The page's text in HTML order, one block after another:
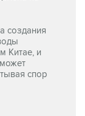
создания
Китае, и
спор